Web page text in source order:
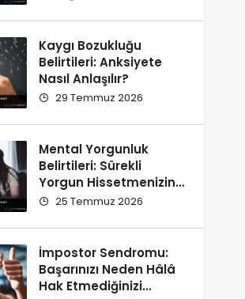
Kaygı Bozukluğu
Belirtileri: Anksiyete
Nasıl Anlaşılır?
29 Temmuz 2026
Mental Yorgunluk
Belirtileri: Sürekli
Yorgun Hissetmenizin
12 Olası Nedeni
25 Temmuz 2026
İmpostor Sendromu:
Başarınızı Neden Hâlâ
Hak Etmediğinizi